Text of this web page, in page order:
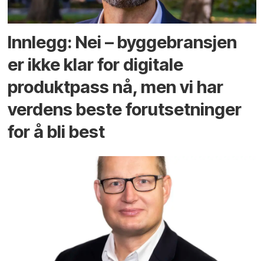
Innlegg: Nei – byggebransjen
er ikke klar for digitale
produktpass nå, men vi har
verdens beste forutsetninger
for å bli best